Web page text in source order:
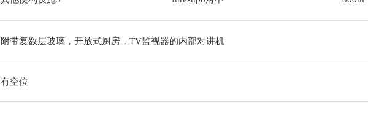
附带复数层玻璃，开放式厨房，TV监视器的内部对讲机
有空位